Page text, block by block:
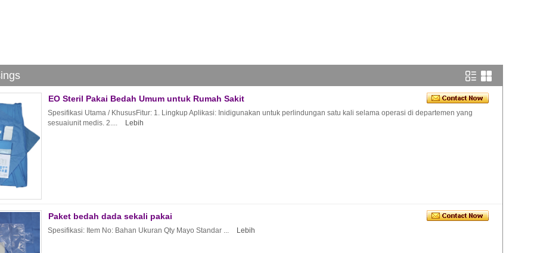
EO Steril Pakai Bedah Umum untuk Rumah Sakit
Spesifikasi Utama / KhususFitur: 1. Lingkup Aplikasi: Inidigunakan untuk perlindungan satu kali selama operasi di departemen yang
sesuaiunit medis. 2....
Lebih
Paket bedah dada sekali pakai
Spesifikasi: Item No: Bahan Ukuran Qty Mayo Standar ... Lebih